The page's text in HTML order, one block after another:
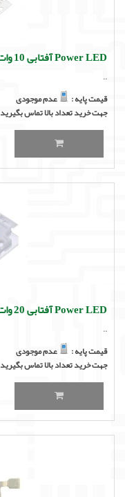
Power LED آفتابی 10 وات
..
قیمت پایه :
عدم موجودی
جهت خرید تعداد بالا تماس بگیرید
Power LED آفتابی 20 وات
..
قیمت پایه :
عدم موجودی
جهت خرید تعداد بالا تماس بگیرید